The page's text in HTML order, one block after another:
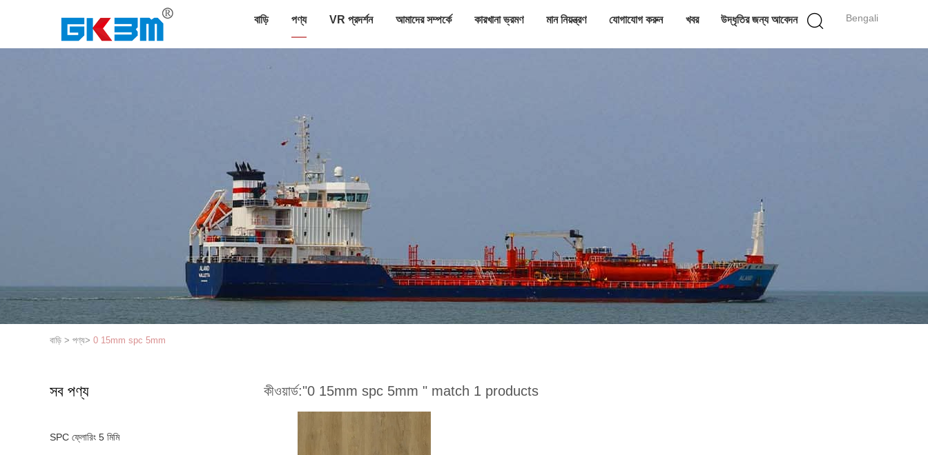
Bengali
বাড়ি পণ্য VR প্রদর্শন আমাদের সম্পর্কে কারখানা ভ্রমণ মান নিয়ন্ত্রণ যোগাযোগ করুন খবর উদ্ধৃতির জন্য আবেদন
বাড়ি > পণ্য> 0 15mm spc 5mm
সব পণ্য
SPC ফ্লোরিং 5 মিমি
কীওয়ার্ড:"0 15mm spc 5mm " match 1 products